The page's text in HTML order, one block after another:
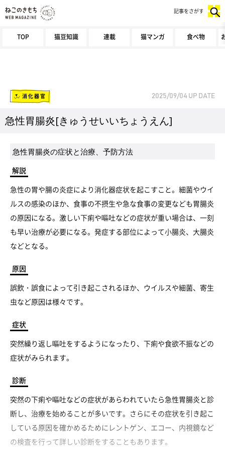
TOP 猫豆知識 連載 猫マンガ 食べ物
記事をさがす
消化器官 2025/09/04 UP DATE
急性胃腸炎[きゅうせいいちょうえん]
急性胃腸炎の症状と治療、予防方法
解説
急性の胃や腸の炎症により消化器症状を起こすこと。細菌やウイ
ルスの感染のほか、食事の不摂生や急な食事の変更なども胃腸炎
の原因になる。激しい下痢や嘔吐などの症状が重い場合は、一刻
も早い治療が必要になる。発症する部位によって小腸炎、大腸炎
などとなる。
原因
誤飲・誤食によって引き起こされるほか、ウイルスや細菌、寄生
虫など原因は様々です。
症状
突然繰り返し嘔吐をするようになったり、下痢や食欲不振などの
症状がみられます。
診断
突然の下痢や嘔吐などの症状があらわれていたら急性胃腸炎と診
断し、治療を始めることが多いです。さらにその症状を引き起こ
している原因を確かめるためにレントゲン、エコー、内視鏡など
の検査を行って詳しい診断をすることもあります。